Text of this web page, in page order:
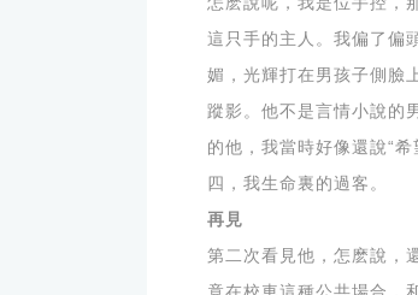
這只手的主人。我偏了偏
媚，光輝打在男孩子側臉
蹤影。他不是言情小說的
的他，我當時好像還說“
四，我生命裏的過客。
再見
第二次看見他，怎麽說，